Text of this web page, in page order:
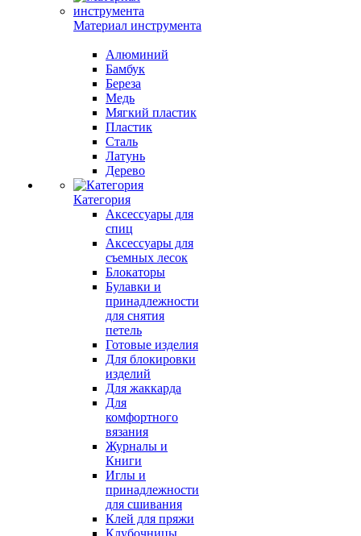
Материал инструмента
Алюминий
Бамбук
Береза
Медь
Мягкий пластик
Пластик
Сталь
Латунь
Дерево
Категория
Аксессуары для
спиц
Аксессуары для
съемных лесок
Блокаторы
Булавки и
принадлежности
для снятия
петель
Готовые изделия
Для блокировки
изделий
Для жаккарда
Для
комфортного
вязания
Журналы и
Книги
Иглы и
принадлежности
для сшивания
Клей для пряжи
Клубочницы